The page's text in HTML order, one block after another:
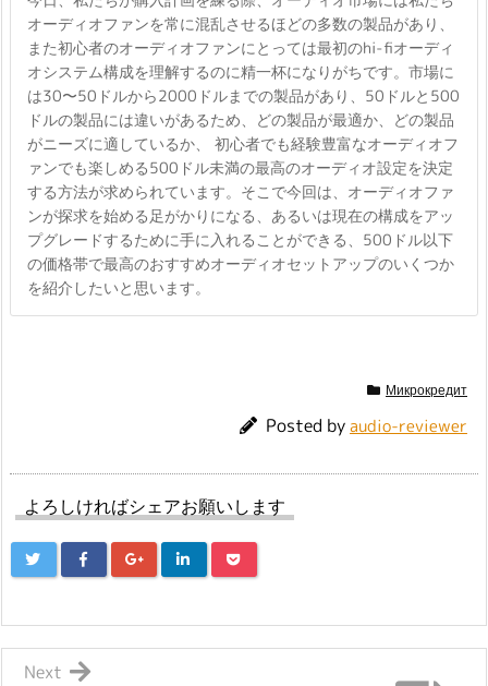
オーディオファンを常に混乱させるほどの多数の製品があり、
また初心者のオーディオファンにとっては最初のhi-fiオーディ
オシステム構成を理解するのに精一杯になりがちです。市場に
は30〜50ドルから2000ドルまでの製品があり、50ドルと500
ドルの製品には違いがあるため、どの製品が最適か、どの製品
がニーズに適しているか、 初心者でも経験豊富なオーディオフ
ァンでも楽しめる500ドル未満の最高のオーディオ設定を決定
する方法が求められています。そこで今回は、オーディオファ
ンが探求を始める足がかりになる、あるいは現在の構成をアッ
プグレードするために手に入れることができる、500ドル以下
の価格帯で最高のおすすめオーディオセットアップのいくつか
を紹介したいと思います。
Микрокредит
Posted byaudio-reviewer
よろしければシェアお願いします
Next